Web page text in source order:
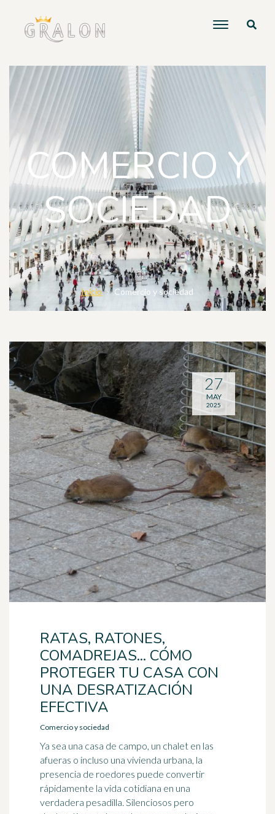
COMERCIO Y
SOCIEDAD
Inicio Comercio y sociedad
RATAS, RATONES,
COMADREJAS... CÓMO
PROTEGER TU CASA CON
UNA DESRATIZACIÓN
EFECTIVA
Comercio y sociedad
Ya sea una casa de campo, un chalet en las
afueras o incluso una vivienda urbana, la
presencia de roedores puede convertir
rápidamente la vida cotidiana en una
verdadera pesadilla. Silenciosos pero
27
MAY
2025